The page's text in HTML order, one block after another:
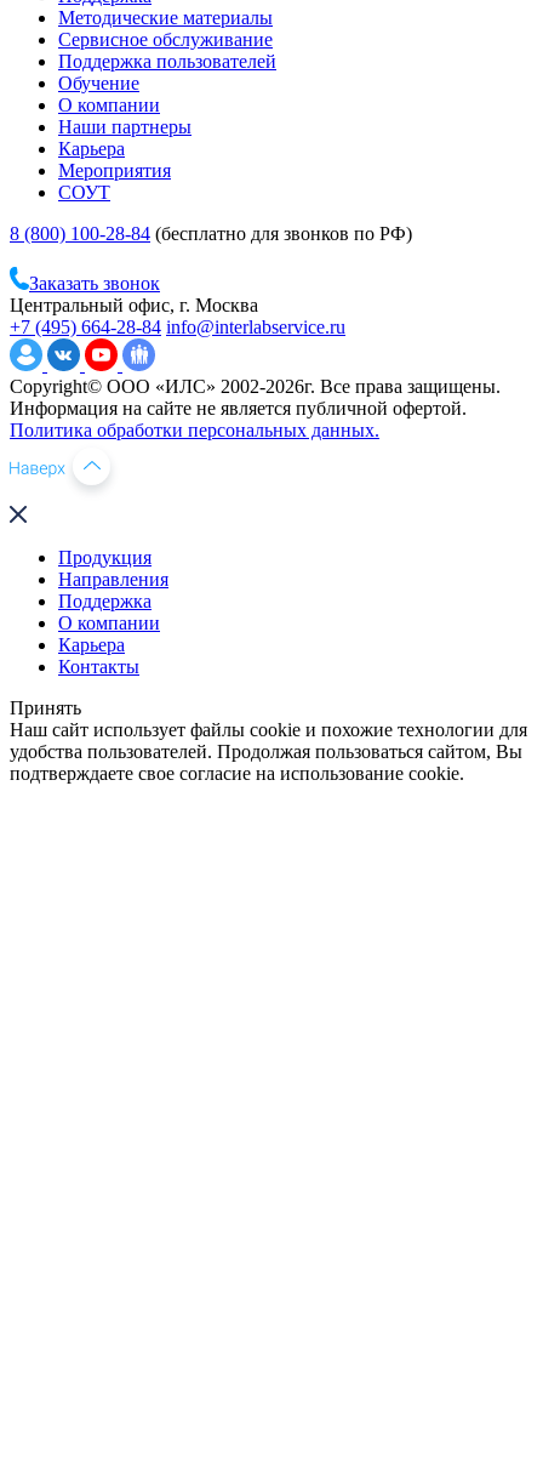
Методические материалы
Сервисное обслуживание
Поддержка пользователей
Обучение
О компании
Наши партнеры
Карьера
Мероприятия
СОУТ
8 (800) 100-28-84 (бесплатно для звонков по РФ)
Заказать звонок
Центральный офис, г. Москва
+7 (495) 664-28-84 info@interlabservice.ru
Copyright© ООО «ИЛС» 2002-2026г. Все права защищены.
Информация на сайте не является публичной офертой.
Политика обработки персональных данных.
Продукция
Направления
Поддержка
О компании
Карьера
Контакты
Принять
Наш сайт использует файлы cookie и похожие технологии для
удобства пользователей. Продолжая пользоваться сайтом, Вы
подтверждаете свое согласие на использование cookie.